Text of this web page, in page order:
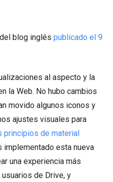
blog inglés publicado el 9
al aspecto y la
la Web. No hubo cambios
movido algunos iconos y
ajustes visuales para
principios de material
implementado esta nueva
una experiencia más
de Drive, y